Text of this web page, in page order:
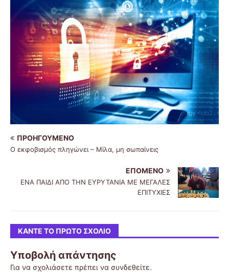
ΠΡΟΗΓΟΎΜΕΝΟ
Ο εκφοβισμός πληγώνει – Μίλα, μη σωπαίνεις
ΕΠΌΜΕΝΟ
ΕΝΑ ΠΑΙΔΙ ΑΠΟ ΤΗΝ ΕΥΡΥΤΑΝΙΑ ΜΕ ΜΕΓΑΛΕΣ
ΕΠΙΤΥΧΙΕΣ
ΚΆΝΤΕ ΤΟ ΠΡΏΤΟ ΣΧΌΛΙΟ
Υποβολή απάντησης
Για να σχολιάσετε πρέπει να συνδεθείτε.